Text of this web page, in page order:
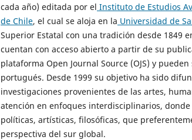
cada año) editada por el Instituto de Estudios
de Chile, el cual se aloja en la Universidad de
Superior Estatal con una tradición desde 1849
cuentan con acceso abierto a partir de su
plataforma Open Journal Source (OJS) y
portugués. Desde 1999 su objetivo ha sido
investigaciones provenientes de las artes,
atención en enfoques interdisciplinarios,
políticas, artísticas, filosóficas, que
perspectiva del sur global.